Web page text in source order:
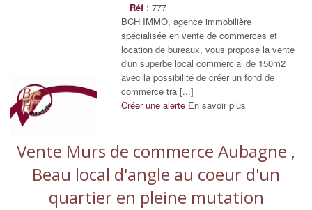
Réf : 777
BCH IMMO, agence immobilière
spécialisée en vente de commerces et
location de bureaux, vous propose la vente
d'un superbe local commercial de 150m2
avec la possibilité de créer un fond de
commerce tra [...]
Créer une alerte En savoir plus
Vente Murs de commerce Aubagne ,
Beau local d'angle au coeur d'un
quartier en pleine mutation